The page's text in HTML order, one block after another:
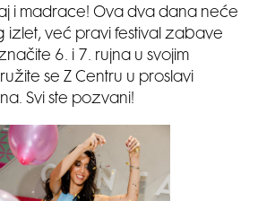
i madrace! Ova dva dana neće
izlet, već pravi festival zabave
6. i 7. rujna u svojim
se Z Centru u proslavi
Svi ste pozvani!